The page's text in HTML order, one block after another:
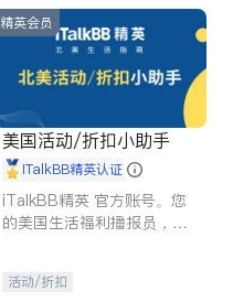
精英会员
美国活动/折扣小助手
iTalkBB精英认证
iTalkBB精英 官方账号。您
的美国生活福利播报员，精
专属福利。
活动/折扣